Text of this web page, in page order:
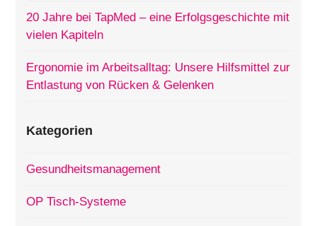
20 Jahre bei TapMed – eine Erfolgsgeschichte mit
vielen Kapiteln
Ergonomie im Arbeitsalltag: Unsere Hilfsmittel zur
Entlastung von Rücken & Gelenken
Kategorien
Gesundheitsmanagement
OP Tisch-Systeme